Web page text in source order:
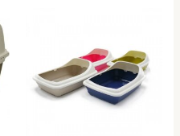
through
13,50 €
has
multiple
variants.